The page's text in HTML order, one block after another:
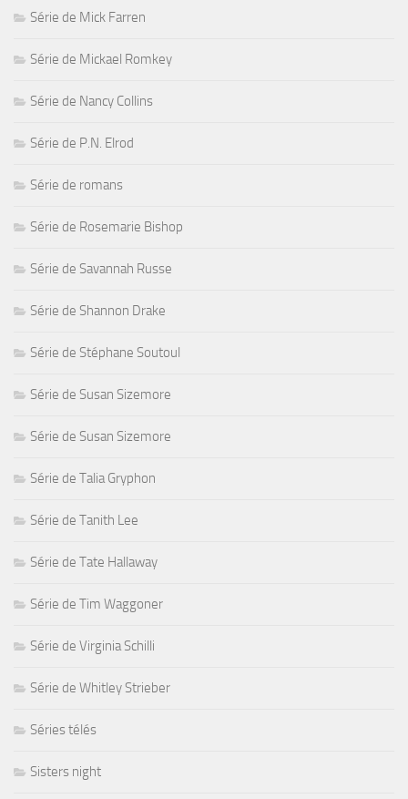
Série de Mick Farren
Série de Mickael Romkey
Série de Nancy Collins
Série de P.N. Elrod
Série de romans
Série de Rosemarie Bishop
Série de Savannah Russe
Série de Shannon Drake
Série de Stéphane Soutoul
Série de Susan Sizemore
Série de Susan Sizemore
Série de Talia Gryphon
Série de Tanith Lee
Série de Tate Hallaway
Série de Tim Waggoner
Série de Virginia Schilli
Série de Whitley Strieber
Séries télés
Sisters night